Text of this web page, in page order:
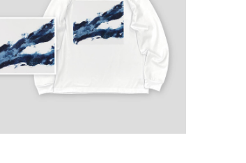
相川出后 「tsunagu」 ロングスリーブ
Tシャツ
¥7,590